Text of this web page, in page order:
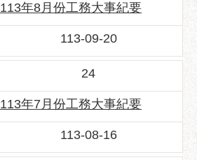
113年8月份工務大事紀要
113-09-20
24
113年7月份工務大事紀要
113-08-16